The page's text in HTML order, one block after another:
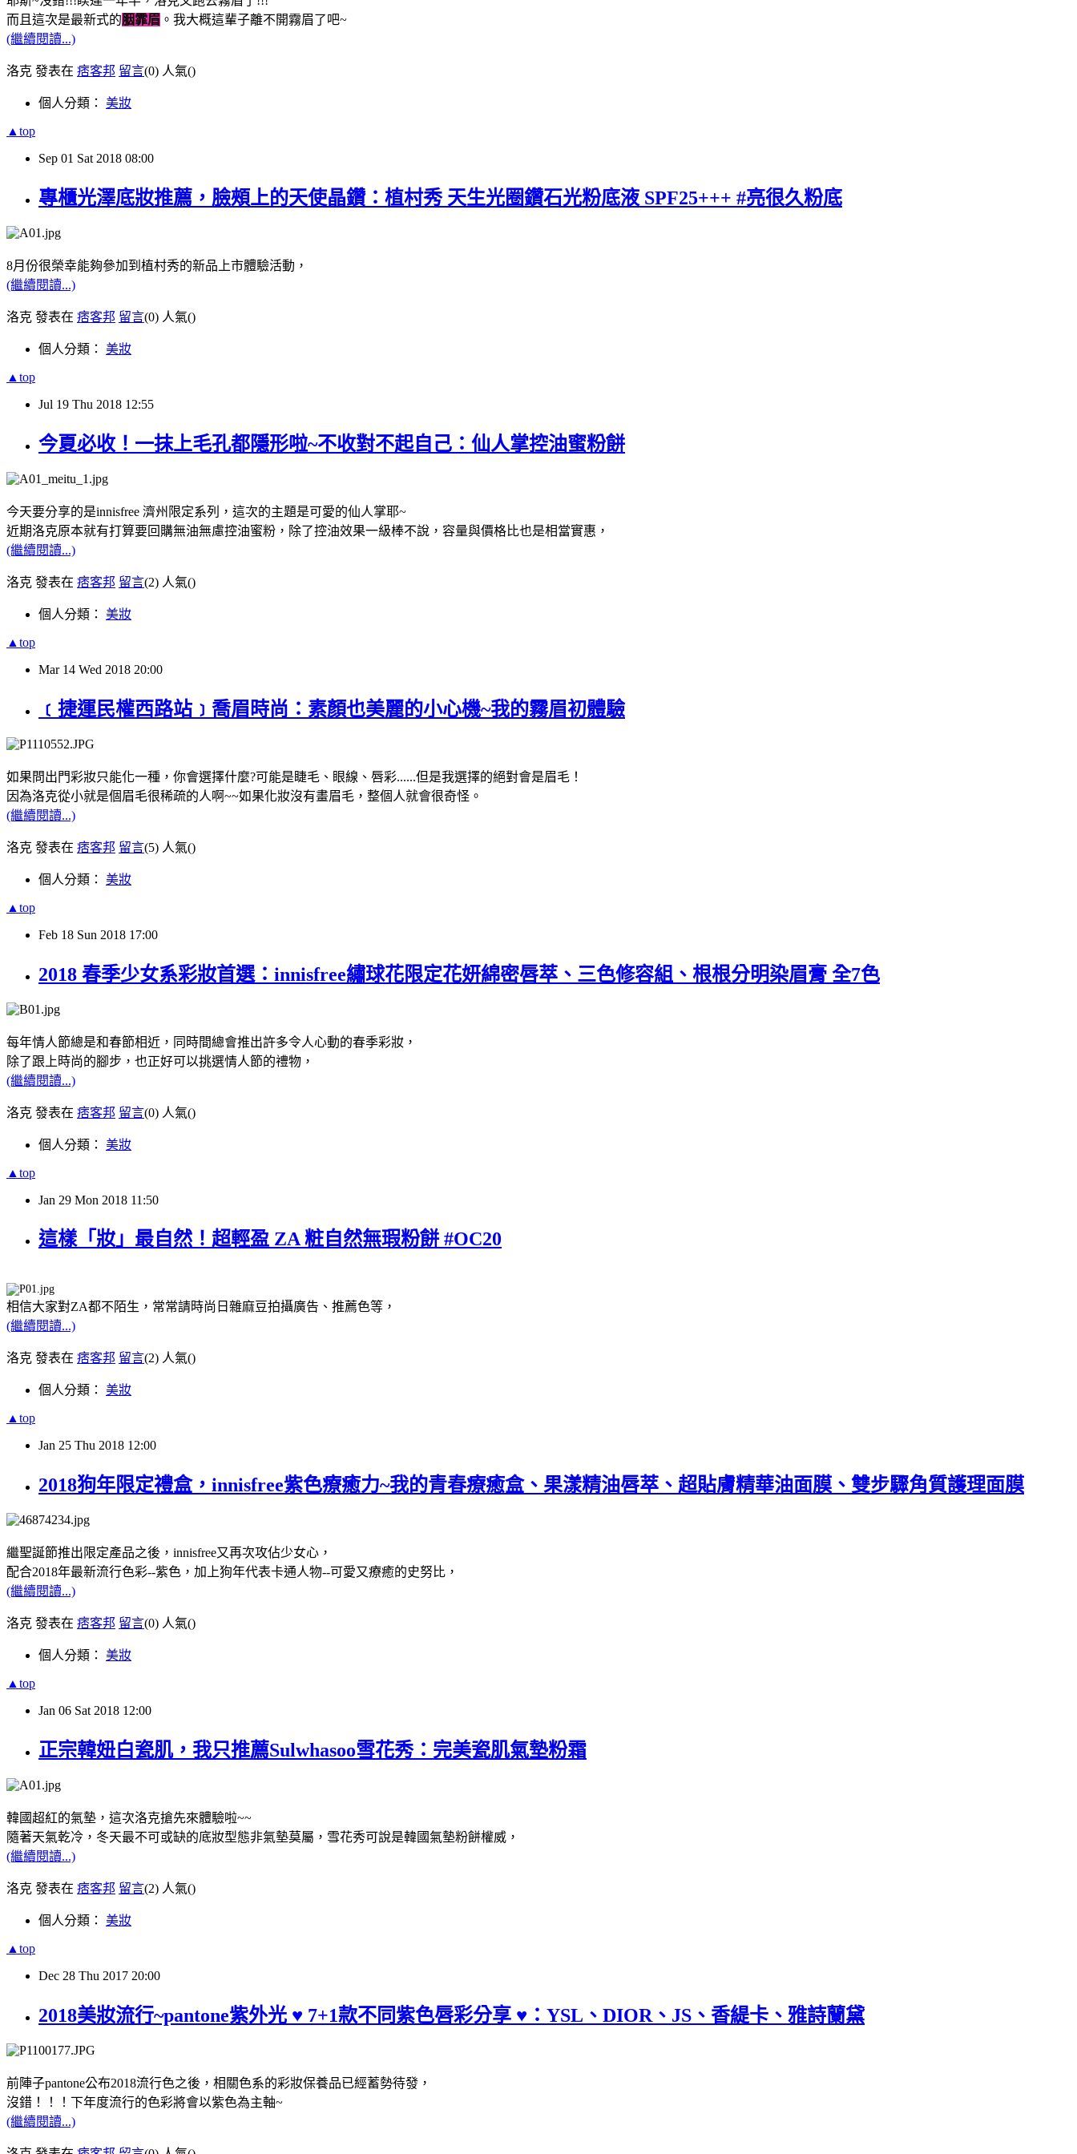
而且這次是最新式的胭霏眉 。我大概這輩子離不開霧眉了吧~
(繼續閱讀...)
洛克 發表在 痞客邦 留言(0) 人氣()
個人分類： 美妝
▲top
Sep 01 Sat 2018 08:00
專櫃光澤底妝推薦，臉頰上的天使晶鑽：植村秀 天生光圈鑽石光粉底液 SPF25+++ #亮很久粉底
8月份很榮幸能夠參加到植村秀的新品上市體驗活動，
(繼續閱讀...)
洛克 發表在 痞客邦 留言(0) 人氣()
個人分類： 美妝
▲top
Jul 19 Thu 2018 12:55
今夏必收！一抹上毛孔都隱形啦~不收對不起自己：仙人掌控油蜜粉餅
今天要分享的是innisfree 濟州限定系列，這次的主題是可愛的仙人掌耶~
近期洛克原本就有打算要回購無油無慮控油蜜粉，除了控油效果一級棒不說，容量與價格比也是相當實惠，
(繼續閱讀...)
洛克 發表在 痞客邦 留言(2) 人氣()
個人分類： 美妝
▲top
Mar 14 Wed 2018 20:00
﹝捷運民權西路站﹞喬眉時尚：素顏也美麗的小心機~我的霧眉初體驗
如果問出門彩妝只能化一種，你會選擇什麼?可能是睫毛、眼線、唇彩......但是我選擇的絕對會是眉毛！
因為洛克從小就是個眉毛很稀疏的人啊~~如果化妝沒有畫眉毛，整個人就會很奇怪。
(繼續閱讀...)
洛克 發表在 痞客邦 留言(5) 人氣()
個人分類： 美妝
▲top
Feb 18 Sun 2018 17:00
2018 春季少女系彩妝首選：innisfree繡球花限定花妍綿密唇萃、三色修容組、根根分明染眉膏 全7色
每年情人節總是和春節相近，同時間總會推出許多令人心動的春季彩妝，
除了跟上時尚的腳步，也正好可以挑選情人節的禮物，
(繼續閱讀...)
洛克 發表在 痞客邦 留言(0) 人氣()
個人分類： 美妝
▲top
Jan 29 Mon 2018 11:50
這樣「妝」最自然！超輕盈 ZA 粧自然無瑕粉餅 #OC20
相信大家對ZA都不陌生，常常請時尚日雜麻豆拍攝廣告、推薦色等，
(繼續閱讀...)
洛克 發表在 痞客邦 留言(2) 人氣()
個人分類： 美妝
▲top
Jan 25 Thu 2018 12:00
2018狗年限定禮盒，innisfree紫色療癒力~我的青春療癒盒、果漾精油唇萃、超貼膚精華油面膜、雙步驟角質護理面膜
繼聖誕節推出限定產品之後，innisfree又再次攻佔少女心，
配合2018年最新流行色彩--紫色，加上狗年代表卡通人物--可愛又療癒的史努比，
(繼續閱讀...)
洛克 發表在 痞客邦 留言(0) 人氣()
個人分類： 美妝
▲top
Jan 06 Sat 2018 12:00
正宗韓妞白瓷肌，我只推薦Sulwhasoo雪花秀：完美瓷肌氣墊粉霜
韓國超紅的氣墊，這次洛克搶先來體驗啦~~
隨著天氣乾冷，冬天最不可或缺的底妝型態非氣墊莫屬，雪花秀可說是韓國氣墊粉餅權威，
(繼續閱讀...)
洛克 發表在 痞客邦 留言(2) 人氣()
個人分類： 美妝
▲top
Dec 28 Thu 2017 20:00
2018美妝流行~pantone紫外光 ♥ 7+1款不同紫色唇彩分享 ♥：YSL、DIOR、JS、香緹卡、雅詩蘭黛
前陣子pantone公布2018流行色之後，相關色系的彩妝保養品已經蓄勢待發，
沒錯！！！下年度流行的色彩將會以紫色為主軸~
(繼續閱讀...)